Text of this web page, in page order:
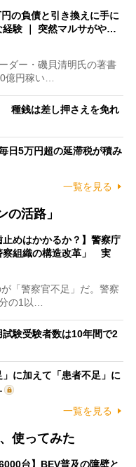
の負債と引き換えに手に
経験 ｜ 突然マルサがや…
ダー・磯貝清明氏の著書
億円稼い…
種銭は差し押さえを免れ
日5万円超の延滞税が積み
一覧を見る
活路」
止めはかかるか？】警察庁
察組織の構造改革」 実
「警察官不足」だ。警察
の1以…
試験受験者数は10年間で2
」に加えて「患者不足」に
一覧を見る
使ってみた
台】BEV普及の障壁と